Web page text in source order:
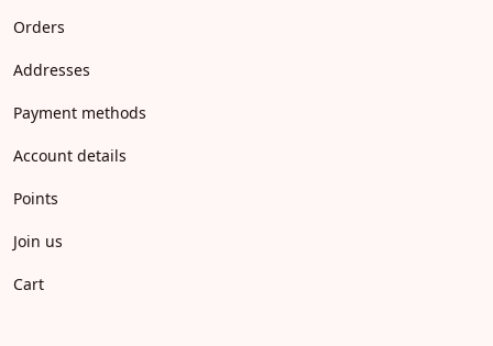
Orders
Addresses
Payment methods
Account details
Points
Join us
Cart